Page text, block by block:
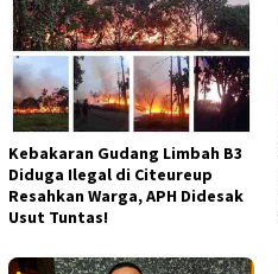
Kebakaran Gudang Limbah B3
Diduga Ilegal di Citeureup
Resahkan Warga, APH Didesak
Usut Tuntas!